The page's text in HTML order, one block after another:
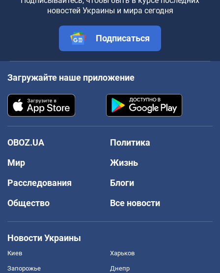
новостей Украины и мира сегодня
Подписаться
Загружайте наше приложение
OBOZ.UA
Политика
Мир
Жизнь
Расследования
Блоги
Общество
Все новости
Новости Украины
Киев Харьков
Запорожье Днепр